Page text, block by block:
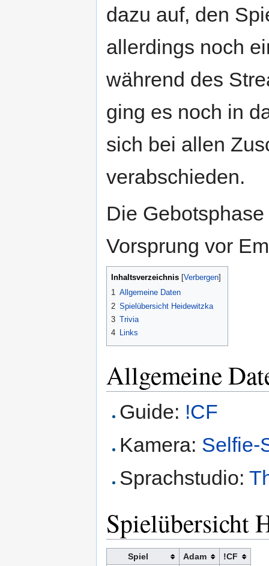
dazu auf, den
allerdings noch
während des
ging es noch in
sich bei allen
verabschieden.
Die
Vorsprung vor
Inhaltsverzeichnis Verbergen
1 Allgemeine Daten
2 Spielübersicht Heidewitzka
3 Trivia
4 Links
Allgemeine
Guide: !CF
Kamera: Selfie-
Sprachstudio:
Spielübersicht
Spiel Adam !CF